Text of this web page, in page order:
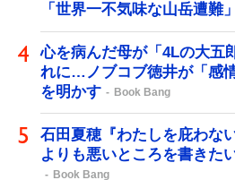
「世界一不気味な山岳遭難
心を病んだ母が「4Lの大五
れに…ノブコブ徳井が「感
を明かす
Book Bang
石田夏穂『わたしを庇わな
よりも悪いところを書きた
Book Bang